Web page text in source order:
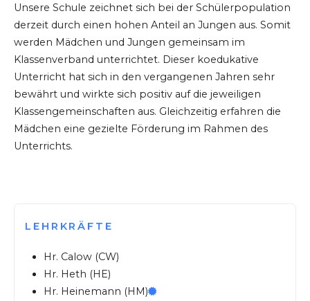
Unsere Schule zeichnet sich bei der Schülerpopulation
derzeit durch einen hohen Anteil an Jungen aus. Somit
werden Mädchen und Jungen gemeinsam im
Klassenverband unterrichtet. Dieser koedukative
Unterricht hat sich in den vergangenen Jahren sehr
bewährt und wirkte sich positiv auf die jeweiligen
Klassengemeinschaften aus. Gleichzeitig erfahren die
Mädchen eine gezielte Förderung im Rahmen des
Unterrichts.
LEHRKRÄFTE
Hr. Calow (CW)
Hr. Heth (HE)
Hr. Heinemann (HM)